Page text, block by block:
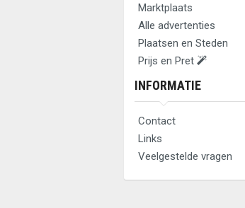
Marktplaats
Alle advertenties
Plaatsen en Steden
Prijs en Pret
INFORMATIE
Contact
Links
Veelgestelde vragen